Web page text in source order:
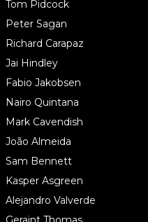
Tom Pidcock
Peter Sagan
Richard Carapaz
Jai Hindley
Fabio Jakobsen
Nairo Quintana
Mark Cavendish
João Almeida
Sam Bennett
Kasper Asgreen
Alejandro Valverde